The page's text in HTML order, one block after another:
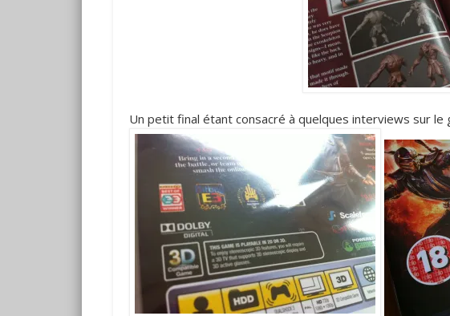
Un petit final étant consacré à quelques interviews sur le